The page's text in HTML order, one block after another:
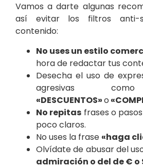
Vamos a darte algunas
así evitar los filtros anti-
contenido:
No uses un estilo
hora de redactar tus
Desecha el uso de
agresivas
«DESCUENTOS»o
No repitas frases o
poco claros.
No uses la frase «haga
Olvídate de abusar del
admiración o del de € o